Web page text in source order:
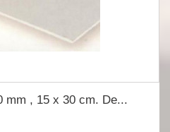
mm , 15 x 30 cm. De...